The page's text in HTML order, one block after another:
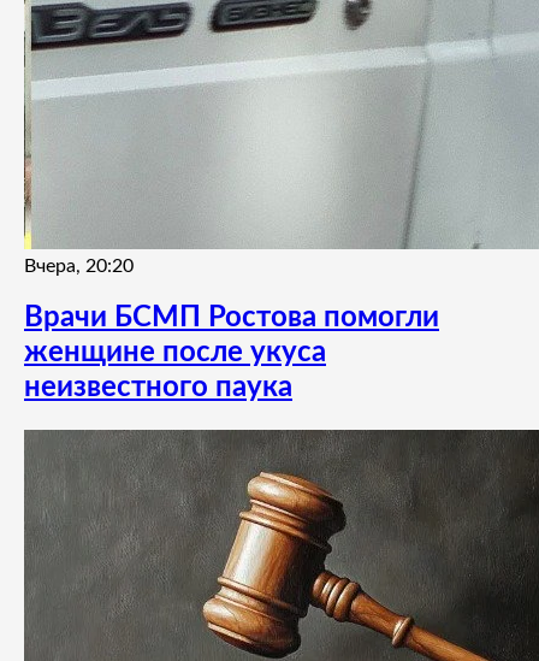
Вчера, 20:20
Врачи БСМП Ростова помогли
женщине после укуса
неизвестного паука